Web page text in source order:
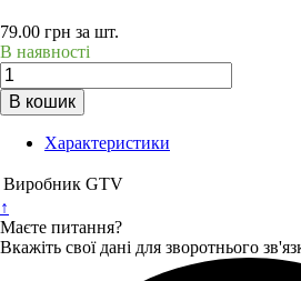
79.00 грн за шт.
В наявності
В кошик
Характеристики
Виробник GTV
↑
Маєте питання?
Вкажіть свої дані для зворотнього